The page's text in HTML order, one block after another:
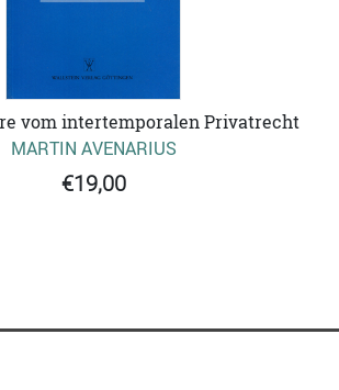
vom intertemporalen Privatrecht
MARTIN AVENARIUS
€19,00